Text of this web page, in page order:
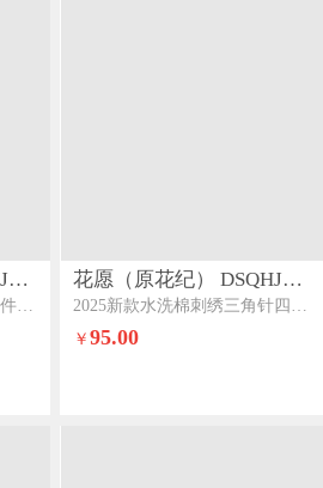
花愿（原花纪） DSQHJ907
2026新款加密水洗棉刺绣四件套-米兰米兰-宾利蓝+山灰
花愿（原花纪） DSQHJ906
2025新款水洗棉刺绣三角针四件套系列-芭提雅芭提雅-樱花粉
￥ 95.00